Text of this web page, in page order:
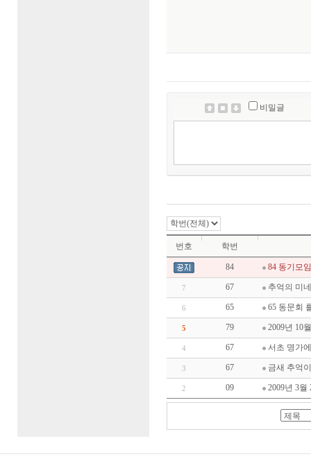
비밀글
번호 학번
84 84 동기모임
7 67 추억의 미
6 65 65 동문회
5 79 2009년 10
4 67 서초 명가
3 67 금새 추억
2 09 2009년 3